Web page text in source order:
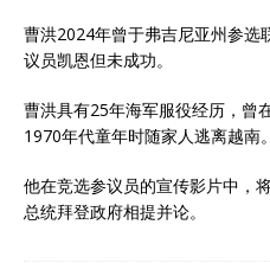
曹洪2024年曾于弗吉尼亚州参选
议员凯恩但未成功。
曹洪具有25年海军服役经历，曾
1970年代童年时随家人逃离越南。
他在竞选参议员的宣传影片中，
总统拜登政府相提并论。